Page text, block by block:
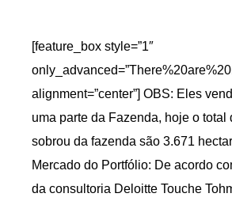
[feature_box style=”1″
alignment=”center”] OBS: Eles
uma parte da Fazenda, hoje o total
sobrou da fazenda são 3.671
Mercado do Portfólio: De acordo
da consultoria Deloitte Touche